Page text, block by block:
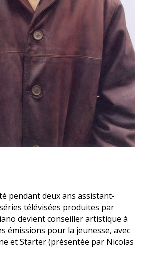
pendant deux ans assistant-
télévisées produites par
devient conseiller artistique à
émissions pour la jeunesse, avec
et Starter (présentée par Nicolas